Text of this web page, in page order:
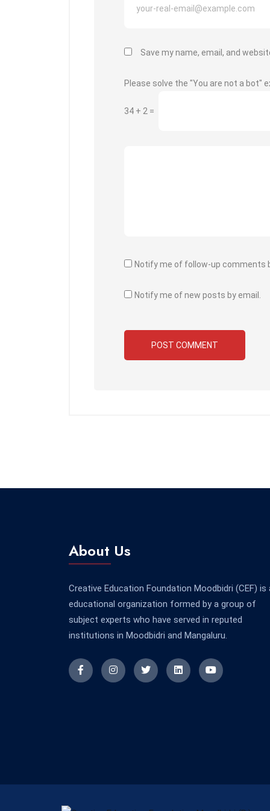
Save my name, email, and
Please solve the "You are not a bot"
34 + 2 =
Notify me of follow-up comments
Notify me of new posts by email.
About Us
Creative Education Foundation Moodbidri (CEF) is
educational organization formed by a group of
subject experts who have served in reputed
institutions in Moodbidri and Mangaluru.